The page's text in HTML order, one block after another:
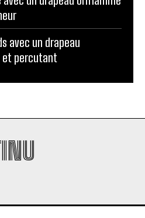
avec un drapeau
et percutant